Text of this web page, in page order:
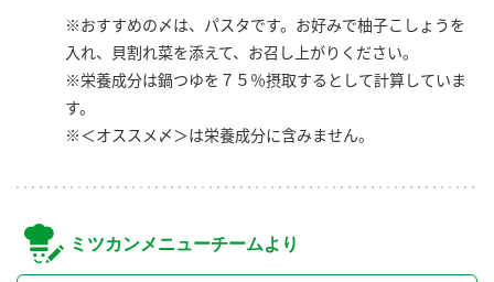
※おすすめの〆は、パスタです。お好みで柚子こしょうを
入れ、貝割れ菜を添えて、お召し上がりください。
※栄養成分は鍋つゆを７５％摂取するとして計算していま
す。
※＜オススメ〆＞は栄養成分に含みません。
ミツカンメニューチームより